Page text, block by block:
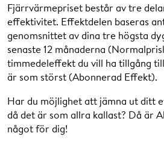
Februari (kr/MWh) 496
Mars (kr/MWh) 462
April (kr/MWh) 298
Oktober (kr/MWh) 325
November (kr/MWh) 387
December (kr/MWh)
Fjärrvärmepriset består av tre
effektivitet. Effektdelen baseras
genomsnittet av dina tre högsta
senaste 12 månaderna
timmedeleffekt du vill ha tillgång
är som störst (Abonnerad Effekt).
Har du möjlighet att jämna ut ditt
då det är som allra kallast? Då är
något för dig!